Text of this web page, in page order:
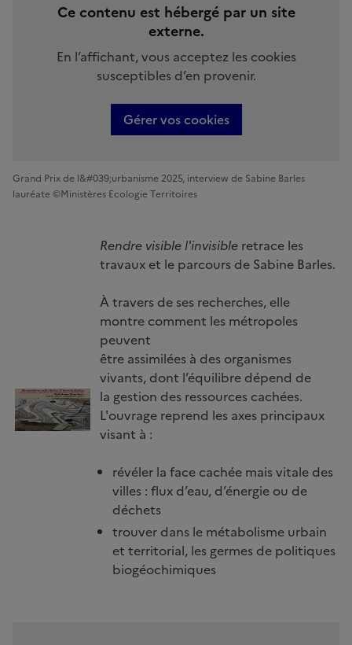
Ce contenu est hébergé par un site
externe.
En l’affichant, vous acceptez les cookies
susceptibles d’en provenir.
Gérer vos cookies
Grand Prix de l&#039;urbanisme 2025, interview de Sabine Barles
lauréate ©Ministères Ecologie Territoires
Image
Rendre visible l'invisible retrace les
travaux et le parcours de Sabine Barles.
À travers de ses recherches, elle
montre comment les métropoles
peuvent
être assimilées à des organismes
vivants, dont l’équilibre dépend de
la gestion des ressources cachées.
L'ouvrage reprend les axes principaux
visant à :
révéler la face cachée mais vitale des
villes : flux d’eau, d’énergie ou de
déchets
trouver dans le métabolisme urbain
et territorial, les germes de politiques
biogéochimiques